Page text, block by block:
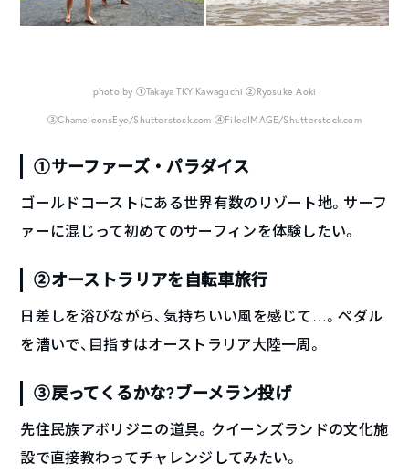
photo by ①Takaya TKY Kawaguchi ②Ryosuke Aoki
③ChameleonsEye/Shutterstock.com ④FiledIMAGE/Shutterstock.com
①サーファーズ・パラダイス
ゴールドコーストにある世界有数のリゾート地。サーフ
ァーに混じって初めてのサーフィンを体験したい。
②オーストラリアを自転車旅行
日差しを浴びながら、気持ちいい風を感じて…。ペダル
を漕いで、目指すはオーストラリア大陸一周。
③戻ってくるかな?ブーメラン投げ
先住民族アボリジニの道具。クイーンズランドの文化施
設で直接教わってチャレンジしてみたい。